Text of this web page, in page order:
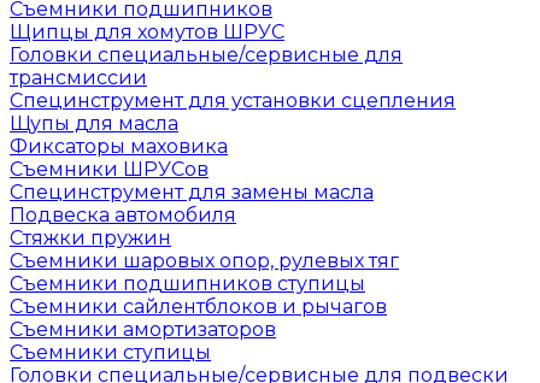
Съемники подшипников
Щипцы для хомутов ШРУС
Головки специальные/сервисные для
трансмиссии
Специнструмент для установки сцепления
Щупы для масла
Фиксаторы маховика
Съемники ШРУСов
Специнструмент для замены масла
Подвеска автомобиля
Стяжки пружин
Съемники шаровых опор, рулевых тяг
Съемники подшипников ступицы
Съемники сайлентблоков и рычагов
Съемники амортизаторов
Съемники ступицы
Головки специальные/сервисные для подвески